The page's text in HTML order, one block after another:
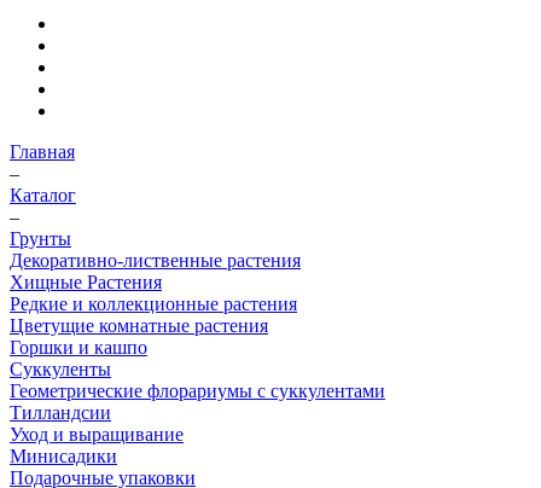
Главная
–
Каталог
–
Грунты
Декоративно-лиственные растения
Хищные Растения
Редкие и коллекционные растения
Цветущие комнатные растения
Горшки и кашпо
Суккуленты
Геометрические флорариумы с суккулентами
Тилландсии
Уход и выращивание
Минисадики
Подарочные упаковки